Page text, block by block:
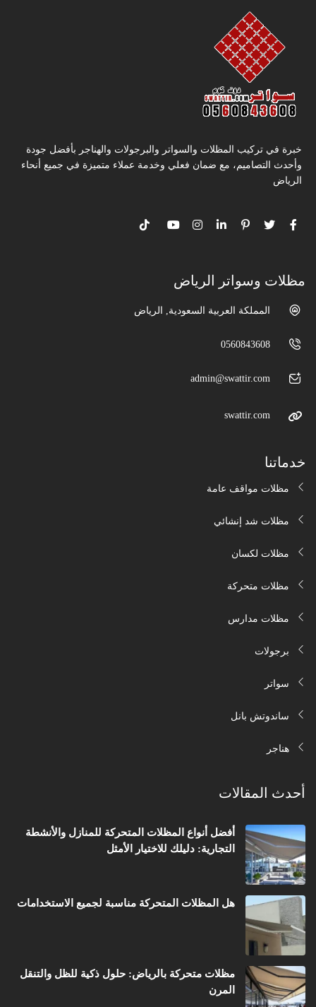
خبرة في تركيب المظلات والسواتر والبرجولات والهناجر بأفضل جودة
وأحدث التصاميم، مع ضمان فعلي وخدمة عملاء متميزة في جميع أنحاء
الرياض
مظلات وسواتر الرياض
المملكة العربية السعودية, الرياض
0560843608
admin@swattir.com
swattir.com
خدماتنا
مظلات مواقف عامة
مظلات شد إنشائي
مظلات لكسان
مظلات متحركة
مظلات مدارس
برجولات
سواتر
ساندوتش بانل
هناجر
أحدث المقالات
أفضل أنواع المظلات المتحركة للمنازل والأنشطة
التجارية: دليلك للاختيار الأمثل
هل المظلات المتحركة مناسبة لجميع الاستخدامات
مظلات متحركة بالرياض: حلول ذكية للظل والتنقل
المرن